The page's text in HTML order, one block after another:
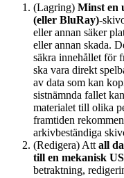
(Lagring) Minst en
(eller BluRay)-
eller annan säker
eller annan skada.
säkra innehållet för
ska vara direkt
av data som kan
sistnämnda fallet
materialet till olika
framtiden
arkivbeständiga
(Redigera) Att all
till en mekanisk
betraktning,